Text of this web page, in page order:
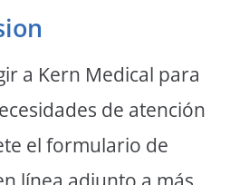
a Kern Medical para
de atención
el formulario de